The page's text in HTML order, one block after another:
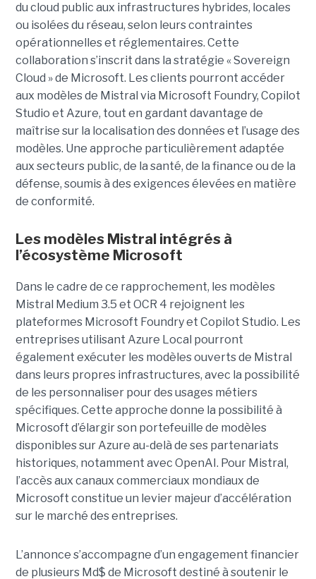
du cloud public aux infrastructures hybrides, locales
ou isolées du réseau, selon leurs contraintes
opérationnelles et réglementaires. Cette
collaboration s’inscrit dans la stratégie « Sovereign
Cloud » de Microsoft. Les clients pourront accéder
aux modèles de Mistral via Microsoft Foundry, Copilot
Studio et Azure, tout en gardant davantage de
maîtrise sur la localisation des données et l’usage des
modèles. Une approche particulièrement adaptée
aux secteurs public, de la santé, de la finance ou de la
défense, soumis à des exigences élevées en matière
de conformité.
Les modèles Mistral intégrés à
l’écosystème Microsoft
Dans le cadre de ce rapprochement, les modèles
Mistral Medium 3.5 et OCR 4 rejoignent les
plateformes Microsoft Foundry et Copilot Studio. Les
entreprises utilisant Azure Local pourront
également exécuter les modèles ouverts de Mistral
dans leurs propres infrastructures, avec la possibilité
de les personnaliser pour des usages métiers
spécifiques. Cette approche donne la possibilité à
Microsoft d’élargir son portefeuille de modèles
disponibles sur Azure au-delà de ses partenariats
historiques, notamment avec OpenAI. Pour Mistral,
l’accès aux canaux commerciaux mondiaux de
Microsoft constitue un levier majeur d’accélération
sur le marché des entreprises.
L’annonce s’accompagne d’un engagement financier
de plusieurs Md$ de Microsoft destiné à soutenir le